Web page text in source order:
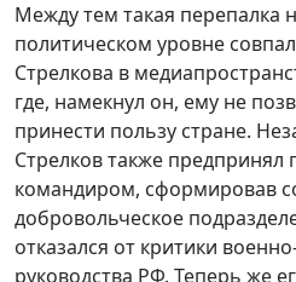
Между тем такая перепалка
политическом уровне
Стрелкова в
где, намекнул он, ему не
принести пользу стране.
Стрелков также предпринял
командиром, сформировав
добровольческое
отказался от критики
руководства РФ. Теперь же